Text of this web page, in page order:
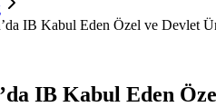
IB Kabul Eden Özel ve Devlet
IB Kabul Eden